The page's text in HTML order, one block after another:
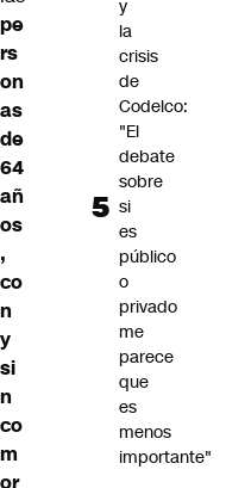
pe
rs
on
as
de
64
añ
os
,
co
n
y
si
n
co
m
or
y
la
crisis
de
Codelco:
"El
debate
sobre
si
es
público
o
privado
me
parece
que
es
menos
importante"